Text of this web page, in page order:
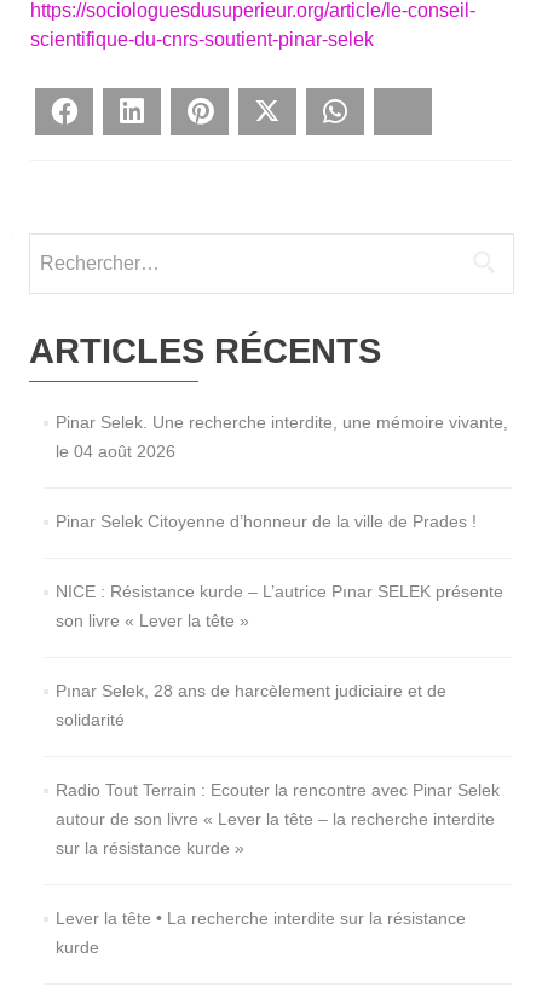
https://sociologuesdusuperieur.org/article/le-conseil-
scientifique-du-cnrs-soutient-pinar-selek
Face­bookLin­ke­dIn Pin­te­rest Twit­ter
ARTICLES RÉCENTS
Pinar Selek. Une recherche interdite, une mémoire vivante,
le 04 août 2026
Pinar Selek Citoyenne d’honneur de la ville de Prades !
NICE : Résistance kurde – L’autrice Pınar SELEK présente
son livre « Lever la tête »
Pınar Selek, 28 ans de harcèlement judiciaire et de
solidarité
Radio Tout Terrain : Ecouter la rencontre avec Pinar Selek
autour de son livre « Lever la tête – la recherche interdite
sur la résistance kurde »
Lever la tête • La recherche interdite sur la résistance
kurde